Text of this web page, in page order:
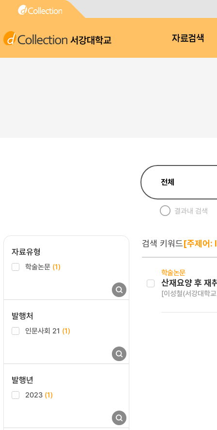
서강대학교 자료검색
결과내 검색
자료유형
학술논문 (1)
발행처
인문사회 21 (1)
발행년
2023 (1)
검색 키워드[주제
학술논문
산재요양 후 재
[이성철(서강대학